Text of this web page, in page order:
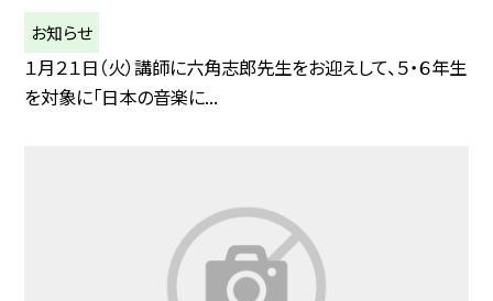
お知らせ
１月２１日（火）講師に六角志郎先生をお迎えして、５・６年生
を対象に「日本の音楽に...